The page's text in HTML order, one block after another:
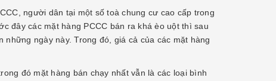
người dân tại một số toà chung cư cao cấp trong
đây các mặt hàng PCCC bán ra khá èo uột thì sau
ngày này. Trong đó, giá cả của các mặt hàng
đó mặt hàng bán chạy nhất vẫn là các loại bình